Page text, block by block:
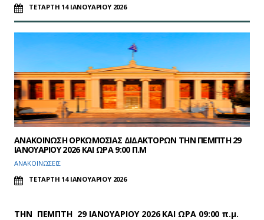
ΤΕΤΑΡΤΗ 14 ΙΑΝΟΥΑΡΙΟΥ 2026
ΑΝΑΚΟΙΝΩΣΗ ΟΡΚΩΜΟΣΙΑΣ ΔΙΔΑΚΤΟΡΩΝ ΤΗΝ ΠΕΜΠΤΗ 29
ΙΑΝΟΥΑΡΙΟΥ 2026 ΚΑΙ ΩΡΑ 9:00 Π.Μ
ΑΝΑΚΟΙΝΩΣΕΙΣ
ΤΕΤΑΡΤΗ 14 ΙΑΝΟΥΑΡΙΟΥ 2026
ΤΗΝ ΠΕΜΠΤΗ 29 ΙΑΝΟΥΑΡΙΟΥ 2026 ΚΑΙ ΩΡΑ 09:00 π.μ.